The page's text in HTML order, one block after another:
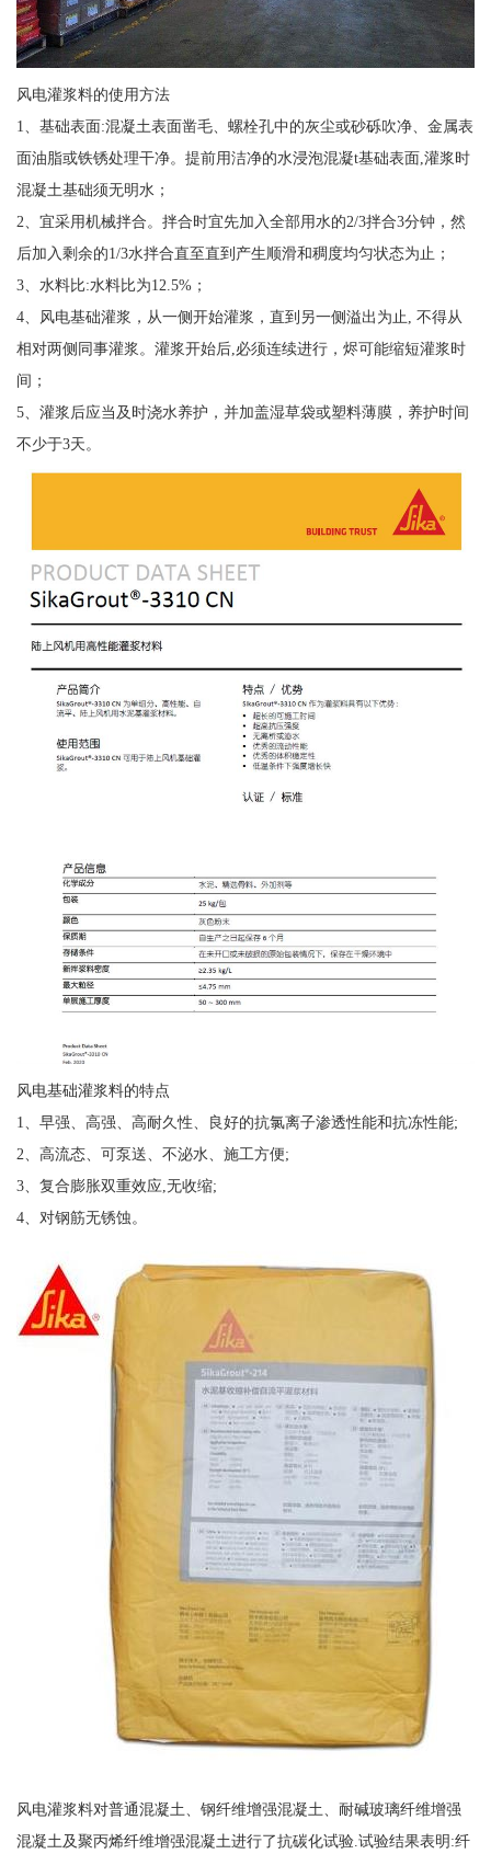
风电灌浆料的使用方法
1、基础表面:混凝土表面凿毛、螺栓孔中的灰尘或砂砾吹净、金属表
面油脂或铁锈处理干净。提前用洁净的水浸泡混凝t基础表面,灌浆时
混凝土基础须无明水；
2、宜采用机械拌合。拌合时宜先加入全部用水的2/3拌合3分钟，然
后加入剩余的1/3水拌合直至直到产生顺滑和稠度均匀状态为止；
3、水料比:水料比为12.5%；
4、风电基础灌浆，从一侧开始灌浆，直到另一侧溢出为止, 不得从
相对两侧同事灌浆。灌浆开始后,必须连续进行，烬可能缩短灌浆时
间；
5、灌浆后应当及时浇水养护，并加盖湿草袋或塑料薄膜，养护时间
不少于3天。
风电基础灌浆料的特点
1、早强、高强、高耐久性、良好的抗氯离子渗透性能和抗冻性能;
2、高流态、可泵送、不泌水、施工方便;
3、复合膨胀双重效应,无收缩;
4、对钢筋无锈蚀。
风电灌浆料对普通混凝土、钢纤维增强混凝土、耐碱玻璃纤维增强
混凝土及聚丙烯纤维增强混凝土进行了抗碳化试验.试验结果表明:纤